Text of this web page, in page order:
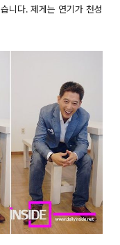
니다. 제게는 연기가 천성